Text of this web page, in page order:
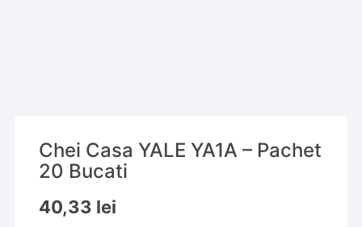
Chei Casa YALE YA1A – Pachet
20 Bucati
40,33 lei